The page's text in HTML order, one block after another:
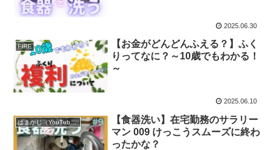
2025.06.30
FIRE
【お金がどんどんふえる？】ふく
りってなに？～10歳でもわかる！
～
2025.06.10
はまかじ（YouTube）
【食器洗い】在宅勤務のサラリー
マン 009 けっこうスムーズに終わ
ったかな？